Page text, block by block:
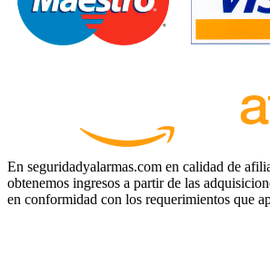
En seguridadyalarmas.com en calidad de
obtenemos ingresos a partir de las
en conformidad con los requerimientos que